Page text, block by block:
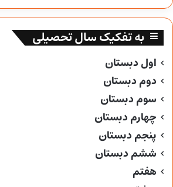
به تفکیک سال تحصیلی
اول دبستان
دوم دبستان
سوم دبستان
چهارم دبستان
پنجم دبستان
ششم دبستان
هفتم